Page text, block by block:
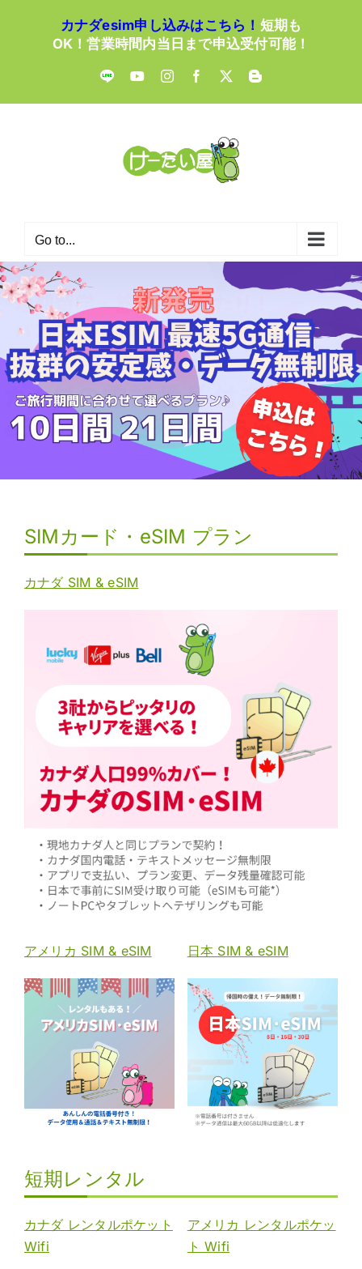
カナダesim申し込みはこちら！ 短期も
OK！営業時間内当日まで申込受付可能！
LINE YouTubeInstagramFacebook
X Blogger
Go to...
SIMカード・eSIM プラン
カナダ SIM & eSIM
アメリカ SIM & eSIM 日本 SIM & eSIM
短期レンタル
カナダ レンタルポケット
Wifi
アメリカ レンタルポケッ
ト Wifi